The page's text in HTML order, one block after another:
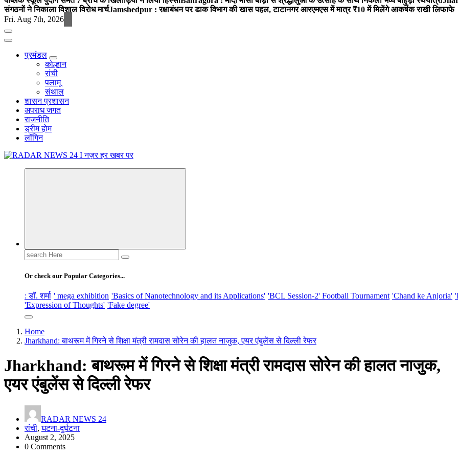
संगठनों ने निकाला विशाल विरोध मार्चJamshedpur : रक्षाबंधन पर डाक विभाग की खास पहल, टाटानगर आरएमएस में मात्र ₹10 में मिलेंगे आकर्षक राखी लिफाफे
Fri. Aug 7th, 2026
प्रमंडल
कोल्हान
रांची
पलामू
संथाल
शासन प्रशासन
अपराध जगत
राजनीति
ड्रीम होम
लॉगिन
Search
for:
Or check our Popular Categories...
: डॉ. शर्मा ' mega exhibition 'Basics of Nanotechnology and its Applications' 'BCL Session-2' Football Tournament 'Chand ke Anjoria'
'Expression of Thoughts' 'Fake degree'
Home
Jharkhand: बाथरूम में गिरने से शिक्षा मंत्री रामदास सोरेन की हालत नाजुक, एयर एंबुलेंस से दिल्ली रेफर
Jharkhand: बाथरूम में गिरने से शिक्षा मंत्री रामदास सोरेन की हालत नाजुक,
एयर एंबुलेंस से दिल्ली रेफर
RADAR NEWS 24
रांची,घटना-दुर्घटना
August 2, 2025
0 Comments